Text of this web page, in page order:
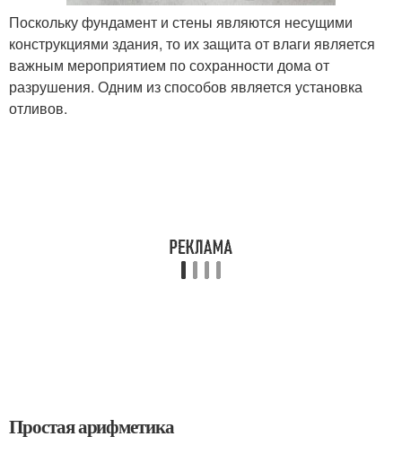
Поскольку фундамент и стены являются несущими
конструкциями здания, то их защита от влаги является
важным мероприятием по сохранности дома от
разрушения. Одним из способов является установка
отливов.
Простая арифметика